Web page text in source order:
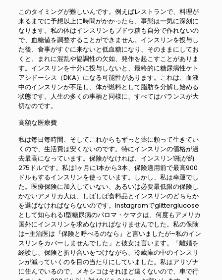
このタイミングが難しいんです。例えばレストランで、料理が
来るまでに予想以上に時間がかかったら、事態は一気に深刻に
なります。私の体はインスリンもブドウ糖も自分で作れないの
で、血糖値を調整することができません。インスリンを投与し
た後、食事がすぐに来ないと低血糖になり、そのままにしてお
くと、まれに混乱や協調性の欠如、発作を起こすことがありま
す。インスリンを十分に投与しないと、最終的に糖尿病性ケト
アシドーシス（DKA）になる可能性があります。これは、血液
中のインスリンが不足し、体が燃料として脂肪を分解し始める
状態です。人生の多くの事柄と同様に、すべてはバランスが大
切なのです。
高額な医療費
私は毎日毎時間、そしてこれからもずっと薬に頼って生きてい
くので、生活費は安くないのです。特にインスリンの価格が過
去最高になっています。保険がなければ、インスリン1瓶が約
275ドルです。私は1ヶ月に1本から3本、保険適用前で最高900
ドルもするインスリンを使っています。しかし、私は幸運でし
た。医療保険に加入していない、あるいは必要最低限の保険し
かないアメリカ人は、しばしば食料品とインスリンのどちらか
を選ばなければならないのです。Instagramでglitterglucose
として知られる1型糖尿病のパロマ・ケマクは、何度もアメリカ
国外にインスリンを求めなければなりませんでした。私の保険
は–主治医は『保険と呼べるのなら』と言いましたが–私のイン
スリンをカバーしませんでした」と彼女は言います。「離婚を
経験し、保険と折り合いをつけながら、冷蔵庫の中のインスリ
ンが減っていくのを目の当たりにしていました。私はアリゾナ
に住んでいるので、メキシコはそれほど遠くないので、車で行